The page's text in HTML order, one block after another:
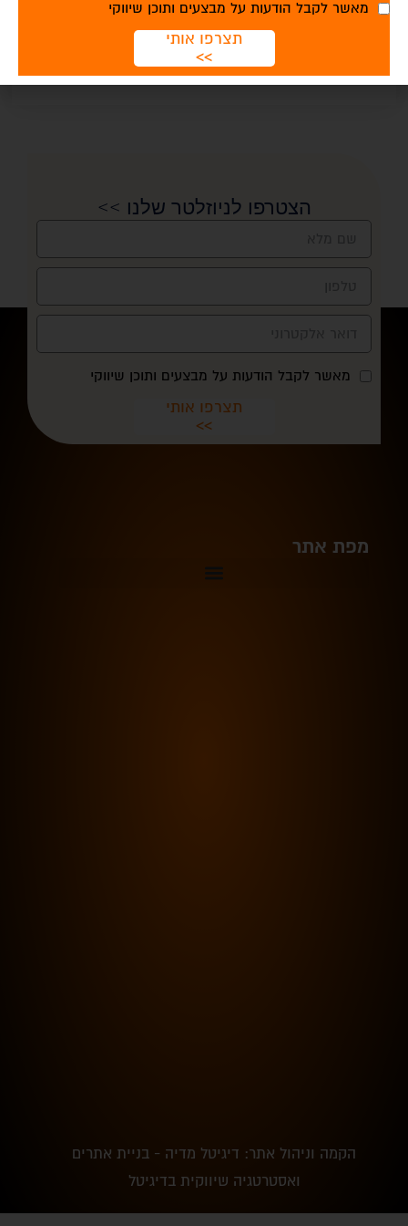
הצטרפו לניוזלטר שלנו >>
מאשר לקבל הודעות על מבצעים ותוכן שיווקי
תצרפו אותי
>>
מפת אתר
הקמה וניהול אתר: דיגיטל מדיה - בניית אתרים
ואסטרטגיה שיווקית בדיגיטל
סוללה ומדבקת ילדים
מאשר לקבל הודעות על מבצעים ותוכן שיווקי
תצרפו אותי
>>